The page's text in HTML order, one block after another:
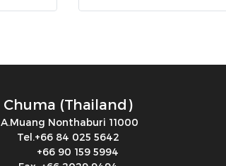
Chuma (Thailand)
A.Muang Nonthaburi 11000
Tel.+66 84 025 5642
+66 90 159 5994